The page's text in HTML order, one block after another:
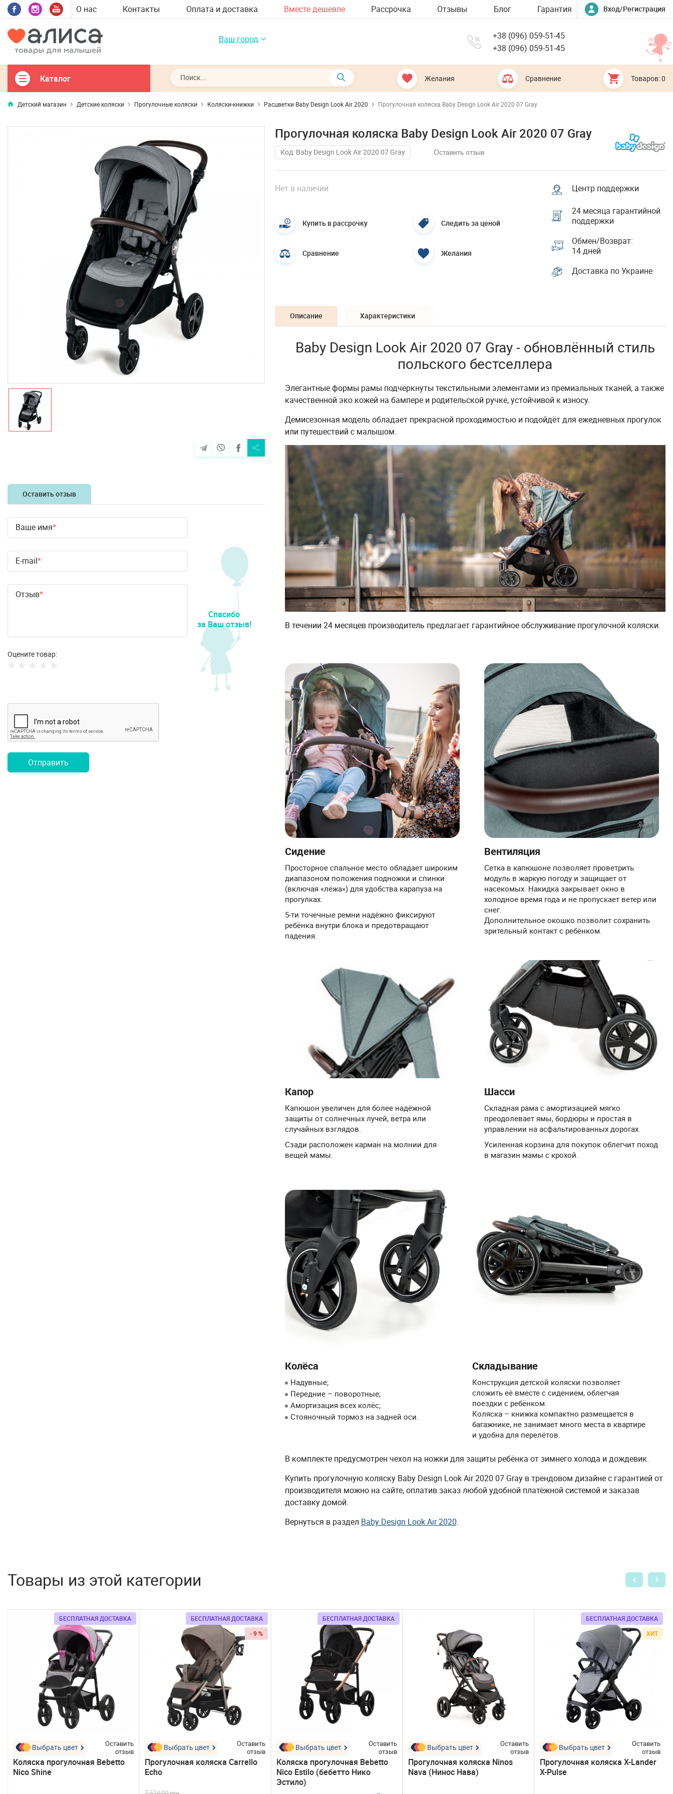
О нас Контакты Оплата и доставка Вместе дешевле Рассрочка Отзывы Блог Гарантия Вход/Регистрация
Ваш город
+38 (096) 059-51-45
+38 (096) 059-51-45
Каталог Желания Сравнение Товаров: 0
Детский магазин Детские коляски Прогулочные коляски Коляски-книжки Расцветки Baby Design Look Air 2020 Прогулочная коляска Baby Design Look Air 2020 07 Gray
Оставить отзыв
Ваше имя
E-mail
Отзыв
Оцените товар:
Отправить
Спасибо
за Ваш отзыв!
Прогулочная коляска Baby Design Look Air 2020 07 Gray
Код: Baby Design Look Air 2020 07 Gray Оставить отзыв
Нет в наличии
Купить в рассрочку Следить за ценой
Сравнение Желания
Центр поддержки
24 месяца гарантийной
поддержки
Обмен/Возврат:
14 дней
Доставка по Украине
Описание Характеристики
Baby Design Look Air 2020 07 Gray - обновлённый стиль
польского бестселлера
Элегантные формы рамы подчёркнуты текстильными элементами из премиальных тканей, а также
качественной эко кожей на бампере и родительской ручке, устойчивой к износу.
Демисезонная модель обладает прекрасной проходимостью и подойдёт для ежедневных прогулок
или путешествий с малышом.
В течении 24 месяцев производитель предлагает гарантийное обслуживание прогулочной коляски.
Сидение
Просторное спальное место обладает широким
диапазоном положения подножки и спинки
(включая «лёжа») для удобства карапуза на
прогулках.
5-ти точечные ремни надёжно фиксируют
ребёнка внутри блока и предотвращают
падения.
Вентиляция
Сетка в капюшоне позволяет проветрить
модуль в жаркую погоду и защищает от
насекомых. Накидка закрывает окно в
холодное время года и не пропускает ветер или
снег.
Дополнительное окошко позволит сохранить
зрительный контакт с ребёнком.
Капор
Капюшон увеличен для более надёжной
защиты от солнечных лучей, ветра или
случайных взглядов.
Сзади расположен карман на молнии для
вещей мамы.
Шасси
Складная рама с амортизацией мягко
преодолевает ямы, бордюры и простая в
управлении на асфальтированных дорогах.
Усиленная корзина для покупок облегчит поход
в магазин мамы с крохой.
Колёса
Надувные;
Передние – поворотные;
Амортизация всех колёс;
Стояночный тормоз на задней оси.
Складывание
Конструкция детской коляски позволяет
сложить её вместе с сидением, облегчая
поездки с ребёнком.
Коляска – книжка компактно размещается в
багажнике, не занимает много места в квартире
и удобна для перелётов.
В комплекте предусмотрен чехол на ножки для защиты ребёнка от зимнего холода и дождевик.
Купить прогулочную коляску Baby Design Look Air 2020 07 Gray в трендовом дизайне с гарантией от
производителя можно на сайте, оплатив заказ любой удобной платёжной системой и заказав
доставку домой.
Вернуться в раздел Baby Design Look Air 2020.
Товары из этой категории
БЕСПЛАТНАЯ ДОСТАВКА
Выбрать цвет
Оставить
отзыв
Коляска прогулочная Bebetto
Nico Shine
БЕСПЛАТНАЯ ДОСТАВКА
- 9 %
Выбрать цвет
Оставить
отзыв
Прогулочная коляска Carrello
Echo
БЕСПЛАТНАЯ ДОСТАВКА
Выбрать цвет
Оставить
отзыв
Коляска прогулочная Bebetto
Nico Estilo (бебетто Нико
Эстило)
Выбрать цвет
Оставить
отзыв
Прогулочная коляска Ninos
Nava (Нинос Нава)
БЕСПЛАТНАЯ ДОСТАВКА
ХИТ
Выбрать цвет
Оставить
отзыв
Прогулочная коляска X-Lander
X-Pulse